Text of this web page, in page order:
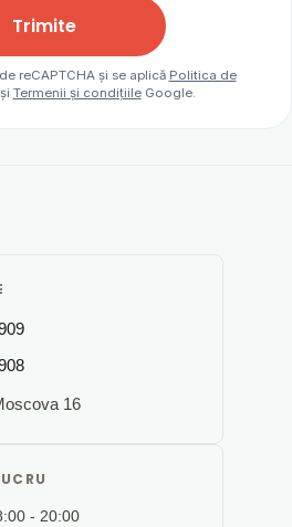
Trimite
reCAPTCHA și se aplică Politica de
Termenii și condițiileGoogle.
16
- 20:00